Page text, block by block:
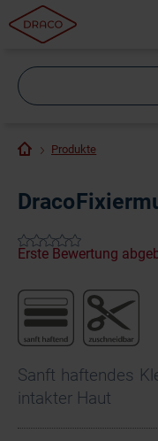
Produkte
Sanft haftendes
intakter Haut